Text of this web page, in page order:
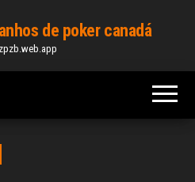
de poker canadá